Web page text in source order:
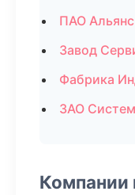
ПАО
Завод
Фабрика
ЗАО
Компании